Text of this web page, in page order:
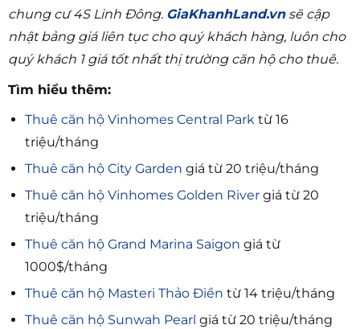
chung cư 4S Linh Đông. GiaKhanhLand.vnsẽ cập
nhật bảng giá liên tục cho quý khách hàng, luôn cho
quý khách 1 giá tốt nhất thị trường căn hộ cho thuê.
Tìm hiểu thêm:
Thuê căn hộ Vinhomes Central Parktừ 16
triệu/tháng
Thuê căn hộ City Garden giá từ 20 triệu/tháng
Thuê căn hộ Vinhomes Golden Rivergiá từ 20
triệu/tháng
Thuê căn hộ Grand Marina Saigon giá từ
1000$/tháng
Thuê căn hộ Masteri Thảo Điền từ 14 triệu/tháng
Thuê căn hộ Sunwah Pearl giá từ 20 triệu/tháng